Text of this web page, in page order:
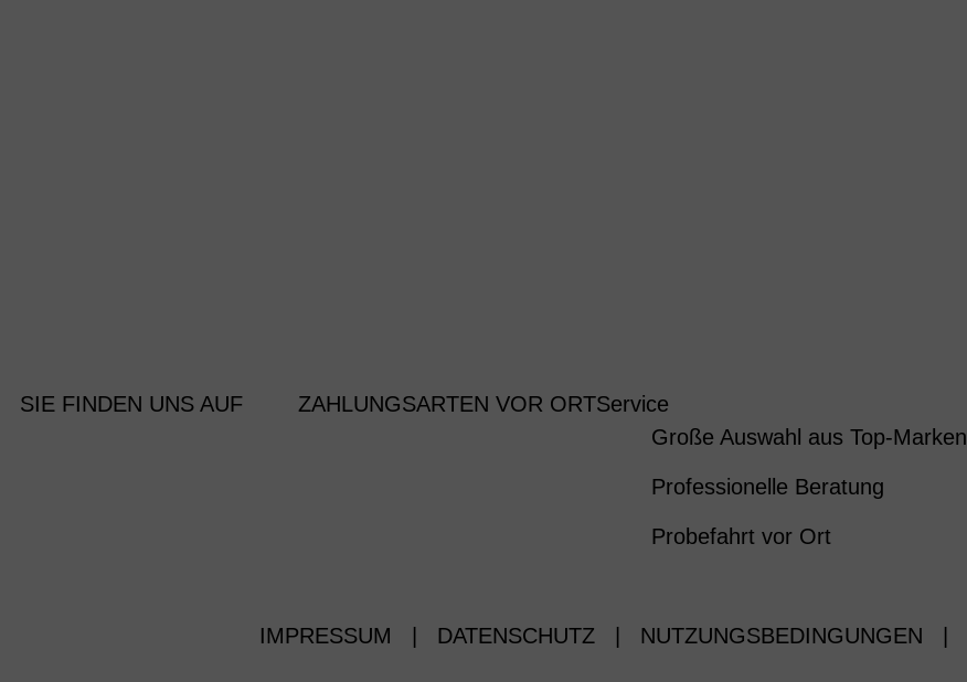
SIE FINDEN UNS AUF ZAHLUNGSARTEN VOR ORTService
Große Auswahl aus Top-Marken
Professionelle Beratung
Probefahrt vor Ort
IMPRESSUM DATENSCHUTZ NUTZUNGSBEDINGUNGEN